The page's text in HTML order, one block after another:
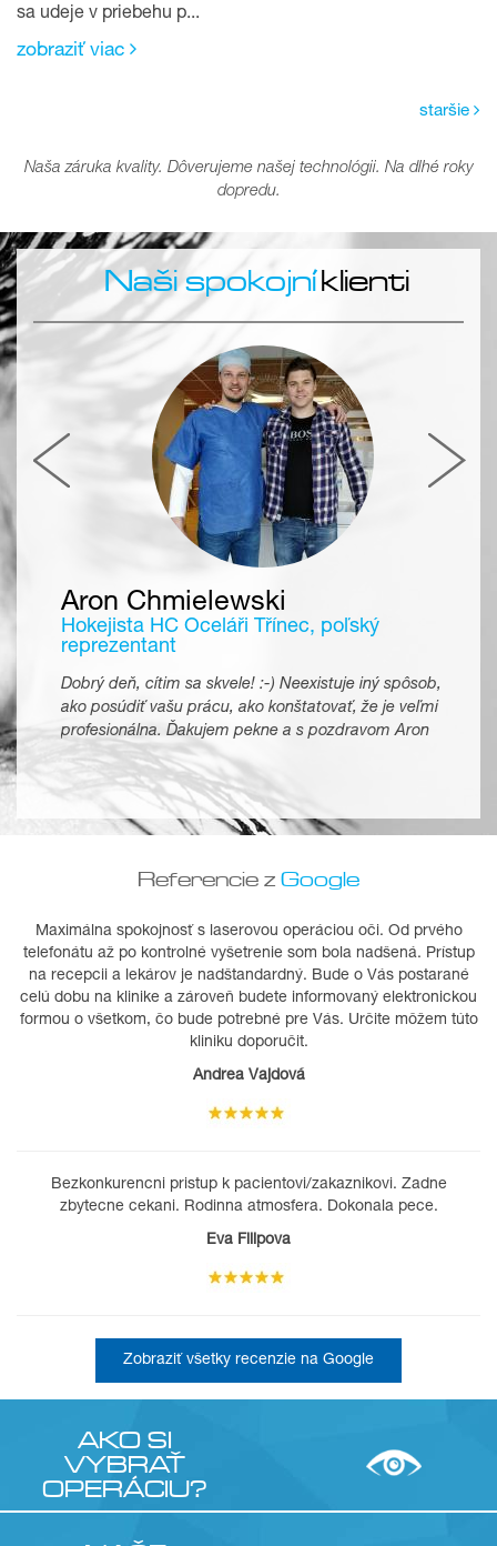
sa udeje v priebehu p...
zobraziť viac
staršie
Naša záruka kvality. Dôverujeme našej technológii. Na dlhé roky
dopredu.
Naši spokojníklienti
Aron Chmielewski
Hokejista HC Oceláři Třínec, poľský
reprezentant
Dobrý deň, cítim sa skvele! :-) Neexistuje iný spôsob,
ako posúdiť vašu prácu, ako konštatovať, že je veľmi
profesionálna. Ďakujem pekne a s pozdravom Aron
Referencie z Google
Maximálna spokojnosť s laserovou operáciou oči. Od prvého
telefonátu až po kontrolné vyšetrenie som bola nadšená. Prístup
na recepcii a lekárov je nadštandardný. Bude o Vás postarané
celú dobu na klinike a zároveň budete informovaný elektronickou
formou o všetkom, čo bude potrebné pre Vás. Určite môžem túto
kliniku doporučit.
Andrea Vajdová
Bezkonkurencni pristup k pacientovi/zakaznikovi. Zadne
zbytecne cekani. Rodinna atmosfera. Dokonala pece.
Eva Filipova
Zobraziť všetky recenzie na Google
AKO SI
VYBRAŤ
OPERÁCIU?